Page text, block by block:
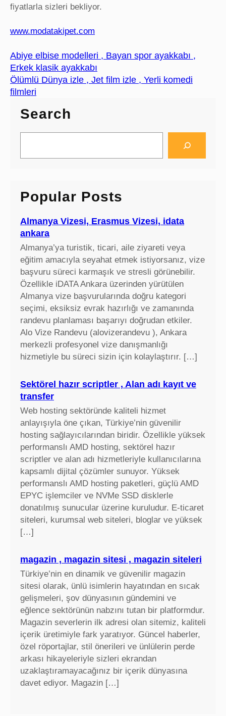
fiyatlarla sizleri bekliyor.
www.modatakipet.com
Abiye elbise modelleri , Bayan spor ayakkabı ,
Erkek klasik ayakkabı
Ölümlü Dünya izle , Jet film izle , Yerli komedi
filmleri
Search
a
h
Popular Posts
Almanya Vizesi, Erasmus Vizesi, idata
ankara
Almanya’ya turistik, ticari, aile ziyareti veya
eğitim amacıyla seyahat etmek istiyorsanız, vize
başvuru süreci karmaşık ve stresli görünebilir.
Özellikle iDATA Ankara üzerinden yürütülen
Almanya vize başvurularında doğru kategori
seçimi, eksiksiz evrak hazırlığı ve zamanında
randevu planlaması başarıyı doğrudan etkiler.
Alo Vize Randevu (alovizerandevu ), Ankara
merkezli profesyonel vize danışmanlığı
hizmetiyle bu süreci sizin için kolaylaştırır. […]
Sektörel hazır scriptler , Alan adı kayıt ve
transfer
Web hosting sektöründe kaliteli hizmet
anlayışıyla öne çıkan, Türkiye’nin güvenilir
hosting sağlayıcılarından biridir. Özellikle yüksek
performanslı AMD hosting, sektörel hazır
scriptler ve alan adı hizmetleriyle kullanıcılarına
kapsamlı dijital çözümler sunuyor. Yüksek
performanslı AMD hosting paketleri, güçlü AMD
EPYC işlemciler ve NVMe SSD disklerle
donatılmış sunucular üzerine kuruludur. E-ticaret
siteleri, kurumsal web siteleri, bloglar ve yüksek
[…]
magazin , magazin sitesi , magazin siteleri
Türkiye’nin en dinamik ve güvenilir magazin
sitesi olarak, ünlü isimlerin hayatından en sıcak
gelişmeleri, şov dünyasının gündemini ve
eğlence sektörünün nabzını tutan bir platformdur.
Magazin severlerin ilk adresi olan sitemiz, kaliteli
içerik üretimiyle fark yaratıyor. Güncel haberler,
özel röportajlar, stil önerileri ve ünlülerin perde
arkası hikayeleriyle sizleri ekrandan
uzaklaştıramayacağınız bir içerik dünyasına
davet ediyor. Magazin […]